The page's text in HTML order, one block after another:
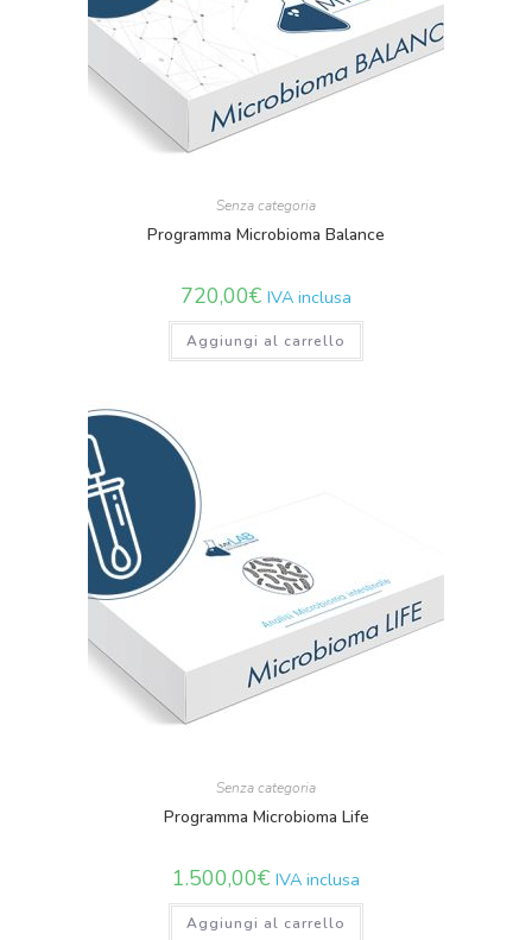
Senza categoria
Programma Microbioma Balance
720,00€ IVA inclusa
Aggiungi al carrello
Senza categoria
Programma Microbioma Life
1.500,00€ IVA inclusa
Aggiungi al carrello